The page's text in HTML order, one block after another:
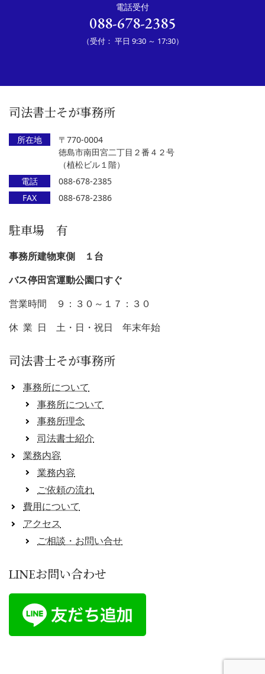
電話受付
088-678-2385
（受付： 平日 9:30 ～ 17:30）
司法書士そが事務所
所在地
〒770-0004
徳島市南田宮二丁目２番４２号
（植松ビル１階）
電話
088-678-2385
FAX
088-678-2386
駐車場 有
事務所建物東側 １台
バス停田宮運動公園口すぐ
営業時間 ９：３０～１７：３０
休 業 日 土・日・祝日 年末年始
司法書士そが事務所
事務所について
事務所について
事務所理念
司法書士紹介
業務内容
業務内容
ご依頼の流れ
費用について
アクセス
ご相談・お問い合せ
LINEお問い合わせ